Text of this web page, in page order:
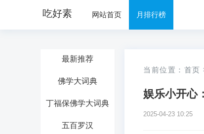
吃好素 网站首页 月排行榜
最新推荐
佛学大词典
丁福保佛学大词典
五百罗汉
当前位置： 首页
娱乐小开心
2025-04-23 10:25